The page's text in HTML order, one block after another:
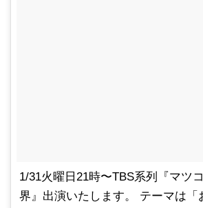
1/31火曜日21時〜TBS系列『マツ
界』出演いたします。 テーマは「